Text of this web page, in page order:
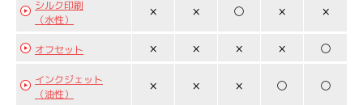
シルク印刷
（水性）
× × ○ × ×
オフセット × × × × ○
インクジェット
（油性）
× × × ○ ○